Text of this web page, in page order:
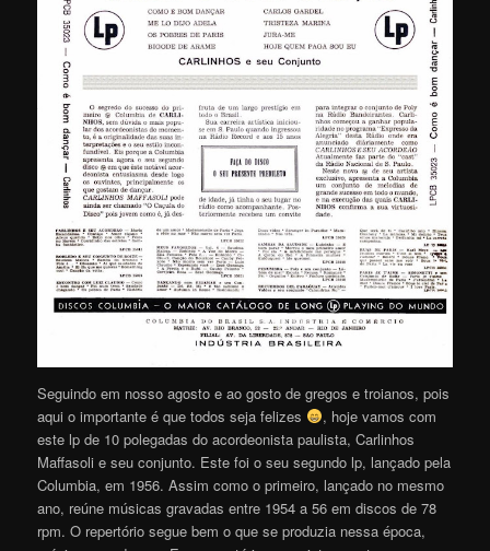
Seguindo em nosso agosto e ao gosto de gregos e troianos, pois
aqui o importante é que todos seja felizes
, hoje vamos com
este lp de 10 polegadas do acordeonista paulista, Carlinhos
Maffasoli e seu conjunto. Este foi o seu segundo lp, lançado pela
Columbia, em 1956. Assim como o primeiro, lançado no mesmo
ano, reúne músicas gravadas entre 1954 a 56 em discos de 78
rpm. O repertório segue bem o que se produzia nessa época,